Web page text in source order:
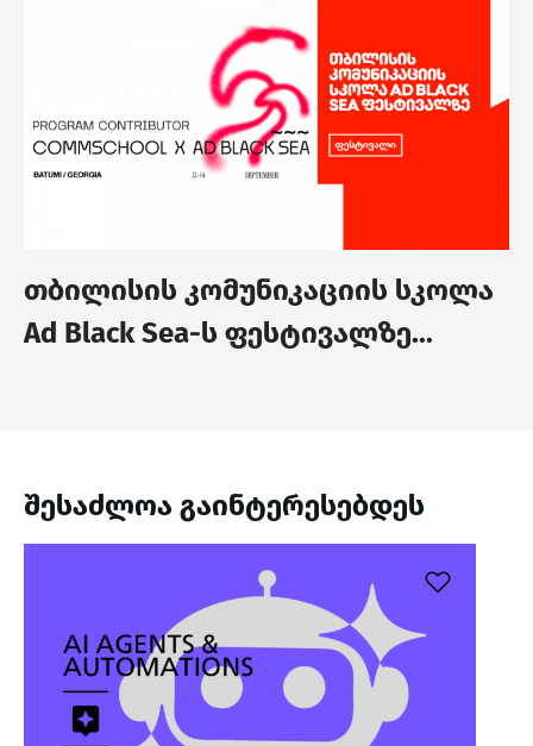
თბილისის კომუნიკაციის სკოლა
Ad Black Sea-ს ფესტივალზე...
შესაძლოა გაინტერესებდეს